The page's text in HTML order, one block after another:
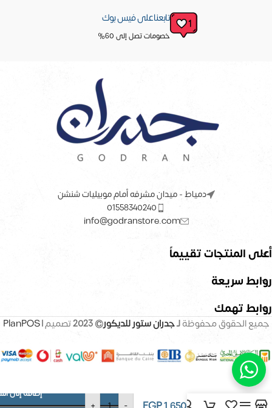
تابعنا على فيس بوك
خصومات تصل إلى 60%
دمياط - ميدان مشرفه أمام موبيليات شنشن
01558340240
info@godranstore.com
أعلى المنتجات تقييماً
روابط سريعة
روابط تهمك
جميع الحقوق محفوظةلـجدران ستور للديكور© 2023 تصميم |PlanPOS
ورق حائط –
إضافة إلى